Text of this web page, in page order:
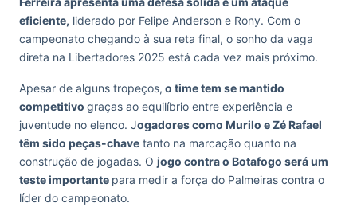
eficiente, liderado por Felipe Anderson e Rony. Com o
campeonato chegando à sua reta final, o sonho da vaga
direta na Libertadores 2025 está cada vez mais próximo.
Apesar de alguns tropeços, o time tem se mantido
competitivo graças ao equilíbrio entre experiência e
juventude no elenco. Jogadores como Murilo e Zé Rafael
têm sido peças-chave tanto na marcação quanto na
construção de jogadas. O jogo contra o Botafogo será um
teste importante para medir a força do Palmeiras contra o
líder do campeonato.